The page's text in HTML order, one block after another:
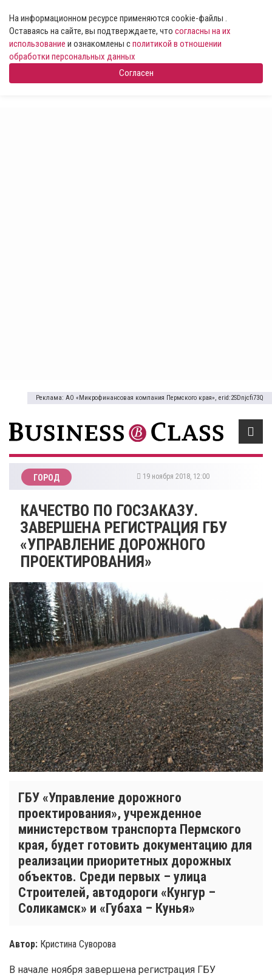
На информационном ресурсе применяются cookie-файлы .
Оставаясь на сайте, вы подтверждаете, что согласны на их
использование и ознакомлены сполитикой в отношении
обработки персональных данных
Согласен
Реклама: АО «Микрофинансовая компания Пермского края», erid:2SDnjcfi73Q
ГОРОД 19 ноября 2018, 12:00
КАЧЕСТВО ПО ГОСЗАКАЗУ.
ЗАВЕРШЕНА РЕГИСТРАЦИЯ ГБУ
«УПРАВЛЕНИЕ ДОРОЖНОГО
ПРОЕКТИРОВАНИЯ»
ГБУ «Управление дорожного
проектирования», учрежденное
министерством транспорта Пермского
края, будет готовить документацию для
реализации приоритетных дорожных
объектов. Среди первых – улица
Строителей, автодороги «Кунгур –
Соликамск» и «Губаха – Кунья»
Автор: Кристина Суворова
В начале ноября завершена регистрация ГБУ